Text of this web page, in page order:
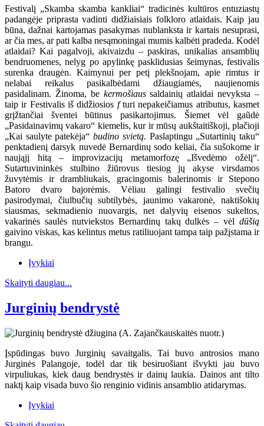
Festivalį „Skamba skamba kankliai“ tradicinės kultūros entuziastų
padangėje priprasta vadinti didžiaisiais folkloro atlaidais. Kaip jau
būna, dažnai kartojamas pasakymas nublanksta ir kartais nesuprasi,
ar čia mes, ar pati kalba nesąmoningai mumis kalbėti pradeda. Kodėl
atlaidai? Kai pagalvoji, akivaizdu – paskiras, unikalias ansamblių
bendruomenes, nelyg po apylinkę pasklidusias šeimynas, festivalis
surenka draugėn. Kaimynui per petį plekšnojam, apie rimtus ir
nelabai reikalus pasikalbėdami džiaugiamės, naujienomis
pasidalinam. Žinoma, be kermošiaussaldainių atlaidai nevyksta –
taip ir Festivalis iš didžiosios fturi nepakeičiamus atributus, kasmet
grįžtančiai šventei būtinus pasikartojimus. Šiemet vėl gaũdė
„Pasidainavimų vakaro“ kiemelis, kur ir mūsų aukštaitiškoji, plačioji
„Kai saulyte patekėja“budino svietą. Paslaptingu „Sutartinių taku“
penktadienį darsyk nuvedė Bernardinų sodo keliai, čia sušokome ir
naująjį hitą – improvizacijų metamorfozę „Išvedėmo ožėlį“.
Sutartuvininkės stulbino žiūrovus tiesiog jų akyse virsdamos
žuvytėmis ir drambliukais, gracingomis balerinomis ir Stepono
Batoro dvaro bajorėmis. Vėliau galingi festivalio svečių
pasirodymai, čiulbučių subtilybės, jaunimo vakaronė, naktišokių
siausmas, sekmadienio nuovargis, net dalyvių eisenos sukeltos,
vakarinės saulės nutviekstos Bernardinų takų dulkės – vėl dūšią
gaivino viskas, kas kelintus metus ratiliuojant tampa taip pažįstama ir
brangu.
Įvykiai
Skaityti daugiau...
Jurginių bendrystė
Įspūdingas buvo Jurginių savaitgalis. Tai buvo antrosios mano
Jurginės Palangoje, todėl dar tik besiruošiant išvykti jau buvo
virpuliukas, kiek daug bendrystės ir dainų laukia. Dainos ant tilto
naktį kaip visada buvo šio renginio vidinis ansamblio atidarymas.
Įvykiai